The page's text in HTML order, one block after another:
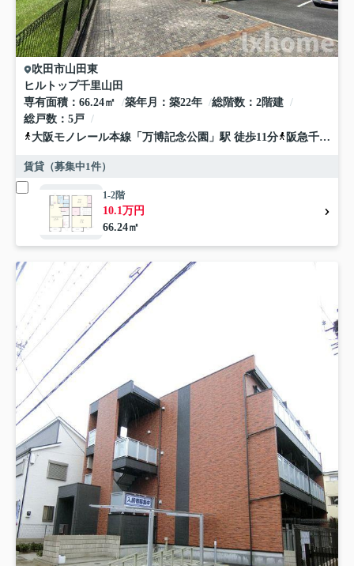
吹田市山田東
ヒルトップ千里山田
専有面積
66.24㎡ 築年月 築22年 総階数
2階建
総戸数
5戸
大阪モノレール本線 「 万博記念公園 」駅 徒歩11分 阪急千里線
賃貸（募集中1件）
1-2階
10.1万円
66.24㎡